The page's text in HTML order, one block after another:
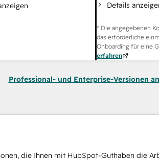
Details
* Die angegebenen
das erforderliche
Onboarding für eine
erfahren
Professional- und Enterprise-Versionen
die Ihnen mit HubSpot-Guthaben die